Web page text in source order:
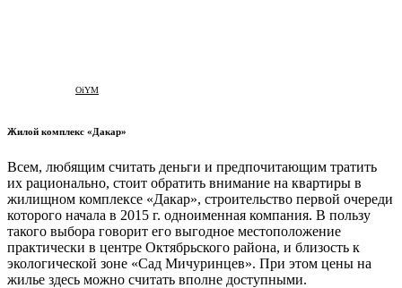
OiYM
Жилой комплекс «Дакар»
Всем, любящим считать деньги и предпочитающим тратить
их рационально, стоит обратить внимание на квартиры в
жилищном комплексе «Дакар», строительство первой очереди
которого начала в 2015 г. одноименная компания. В пользу
такого выбора говорит его выгодное местоположение
практически в центре Октябрьского района, и близость к
экологической зоне «Сад Мичуринцев». При этом цены на
жилье здесь можно считать вполне доступными.